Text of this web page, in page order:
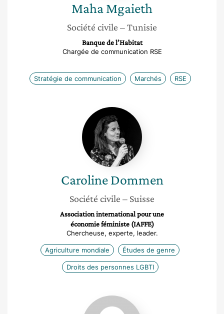
MahaMgaieth
Société civile – Tunisie
Banque de l’Habitat
Chargée de communication RSE
Stratégie de communication Marchés RSE
Caroline
Dommen
Caroline Dommen
Société civile – Suisse
Association international pour une
économie féministe (IAFFE)
Chercheuse, experte, leader.
Agriculture mondiale Études de genre
Droits des personnes LGBTI
Julie
Zalcman